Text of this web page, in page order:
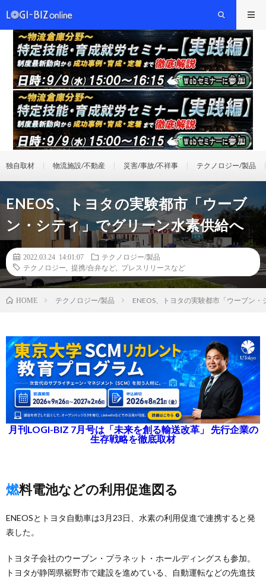
独自取材 物流施設/不動産 災害/事故/不祥事 テクノロジー/製品
ENEOS、トヨタの実験都市「ウーブ
ン・シティ」でグリーン水素供給へ
2022.03.24 14:01:07
テクノロジー/製品
テクノロジー
提携/合弁など プレスリリースなど
HOME テクノロジー/製品 ENEOS、トヨタの実験都市「ウーブン
月刊LOGI-BIZ 7月号は「未来を創る輸送改革」 先行企業の
生存戦略を徹底取材
燃料電池などの利用促進図る
ENEOSとトヨタ自動車は3月23日、水素の利用促進で連携すると発
表した。
トヨタ子会社のウーブン・プラネット・ホールディングスも参加。
トヨタが静岡県裾野市で建設を進めている、自動運転などの先進技